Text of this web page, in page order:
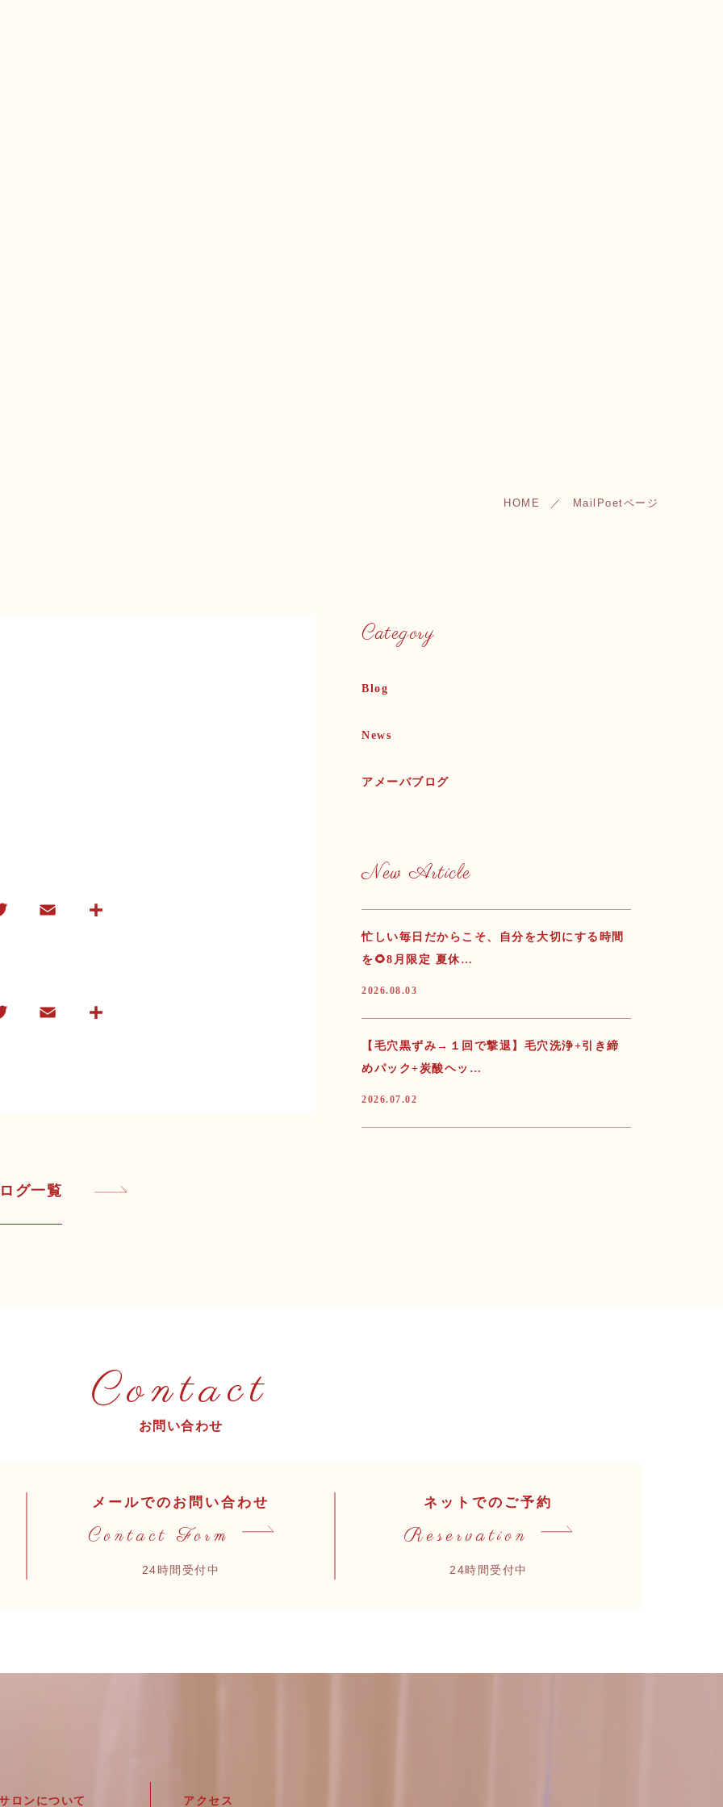
HOME MailPoetページ
グ一覧
Category
Blog
News
アメーバブログ
New Article
忙しい毎日だからこそ、自分を大切にする時間
を🌻8月限定 夏休…
2026.08.03
【毛穴黒ずみ→１回で撃退】毛穴洗浄+引き締
めパック+炭酸ヘッ…
2026.07.02
Contact
お問い合わせ
メールでのお問い合わせ
Contact Form
24時間受付中
ネットでのご予約
Reservation
24時間受付中
ロンについて アクセス